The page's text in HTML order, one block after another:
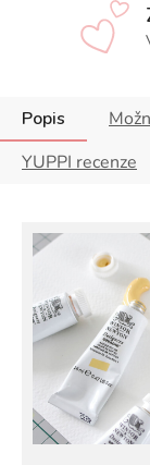
Popis
YUPPI recenze